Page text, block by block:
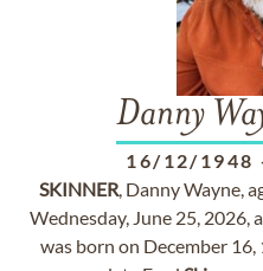
Danny
16/12/1948
SKINNER, Danny Wayne,
Wednesday, June 25,
was born on December